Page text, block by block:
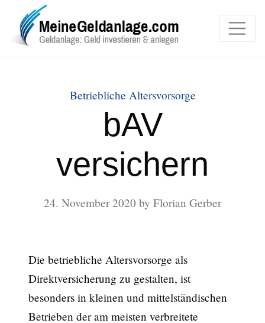
Categories
Betriebliche Altersvorsorge
bAV
versichern
24. November 2020 by Florian Gerber
Die betriebliche Altersvorsorge als
Direktversicherung zu gestalten, ist
besonders in kleinen und mittelständischen
Betrieben der am meisten verbreitete